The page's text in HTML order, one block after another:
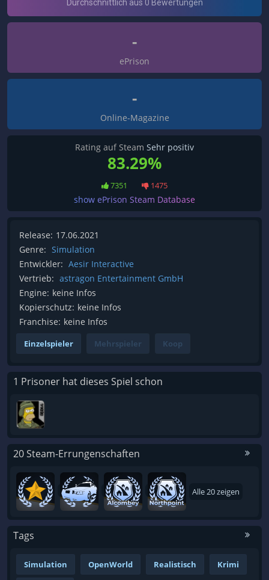
-
ePrison
-
Online-Magazine
Rating auf Steam Sehr positiv
83.29%
7351 1475
show ePrison Steam Database
Release: 17.06.2021
Genre: Simulation
Entwickler: Aesir Interactive
Vertrieb: astragon Entertainment GmbH
Engine: keine Infos
Kopierschutz: keine Infos
Franchise: keine Infos
Einzelspieler Mehrspieler Koop
1 Prisoner hat dieses Spiel schon
20 Steam-Errungenschaften
Alle 20 zeigen
Tags
Simulation OpenWorld Realistisch Krimi